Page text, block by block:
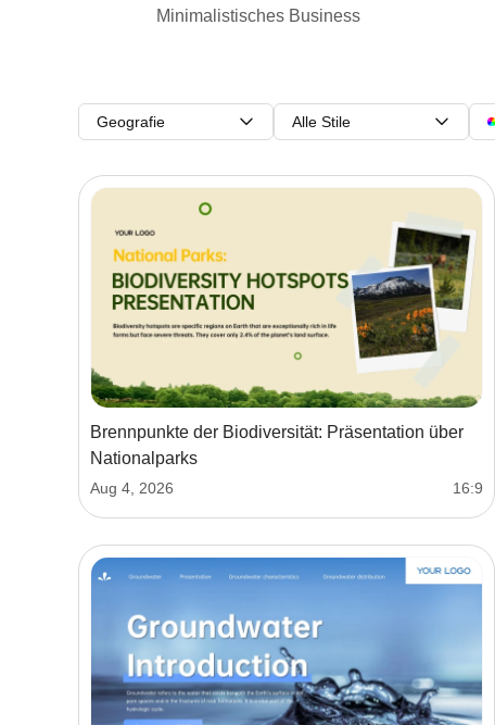
Minimalistisches Business
Geografie Alle Stile
Brennpunkte der Biodiversität: Präsentation über
Nationalparks
Aug 4, 2026 16:9